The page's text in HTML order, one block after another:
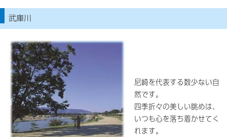
武庫川
尼崎を代表する数少ない自
然です。
四季折々の美しい眺めは、
いつも心を落ち着かせてく
れます。